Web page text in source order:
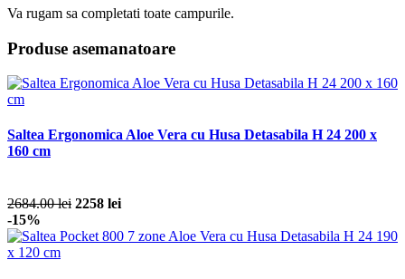
Va rugam sa completati toate campurile.
Produse asemanatoare
Saltea Ergonomica Aloe Vera cu Husa Detasabila H 24 200 x
160 cm
2684.00 lei 2258 lei
-15%